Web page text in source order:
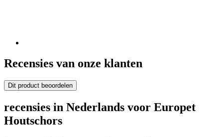
Recensies van onze klanten
Dit product beoordelen
recensies in Nederlands voor Europet
Houtschors